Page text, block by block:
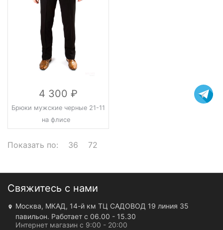
4 300
Брюки мужские черные 21-11
на флисе
Показать по: 36 72
Свяжитесь с нами
Москва, МКАД, 14-й км ТЦ САДОВОД 19 линия 35
павильон. Работает с 06.00 - 15.30
Интернет магазин с 9:00 - 20:00